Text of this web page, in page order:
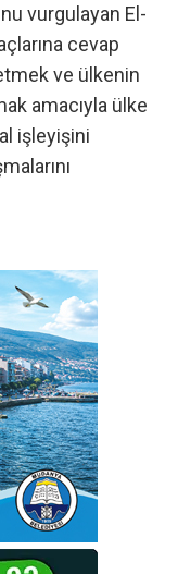
vurgulayan El-
cevap
ve ülkenin
amacıyla ülke
işleyişini